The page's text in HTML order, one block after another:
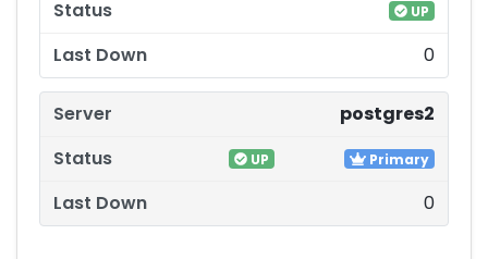
UP
0
postgres2
UP Primary
0